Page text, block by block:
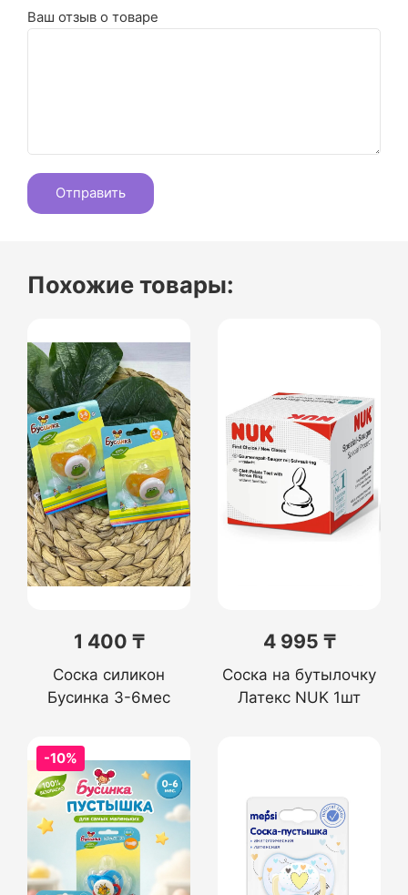
Ваш отзыв о товаре
Похожие товары:
1 400 ₸
Соска силикон
Бусинка 3-6мес
4 995 ₸
Соска на бутылочку
Латекс NUK 1шт
-10%